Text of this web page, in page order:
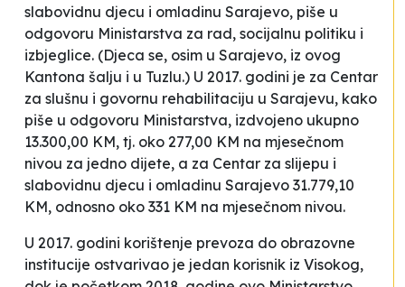
slabovidnu djecu i omladinu Sarajevo, piše u
odgovoru Ministarstva za rad, socijalnu politiku i
izbjeglice. (Djeca se, osim u Sarajevo, iz ovog
Kantona šalju i u Tuzlu.) U 2017. godini je za Centar
za slušnu i govornu rehabilitaciju u Sarajevu, kako
piše u odgovoru Ministarstva, izdvojeno ukupno
13.300,00 KM, tj. oko 277,00 KM na mjesečnom
nivou za jedno dijete, a za Centar za slijepu i
slabovidnu djecu i omladinu Sarajevo 31.779,10
KM, odnosno oko 331 KM na mjesečnom nivou.
U 2017. godini korištenje prevoza do obrazovne
institucije ostvarivao je jedan korisnik iz Visokog,